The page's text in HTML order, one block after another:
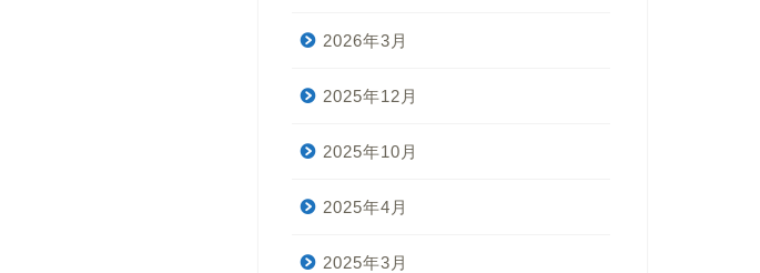
2026年3月
2025年12月
2025年10月
2025年4月
2025年3月